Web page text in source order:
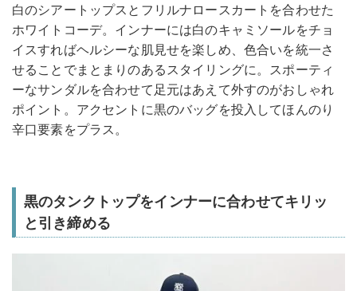
白のシアートップスとフリルナロースカートを合わせた
ホワイトコーデ。インナーには白のキャミソールをチョ
イスすればヘルシーな肌見せを楽しめ、色合いを統一さ
せることでまとまりのあるスタイリングに。スポーティ
ーなサンダルを合わせて足元はあえて外すのがおしゃれ
ポイント。アクセントに黒のバッグを投入してほんのり
辛口要素をプラス。
黒のタンクトップをインナーに合わせてキリッ
と引き締める